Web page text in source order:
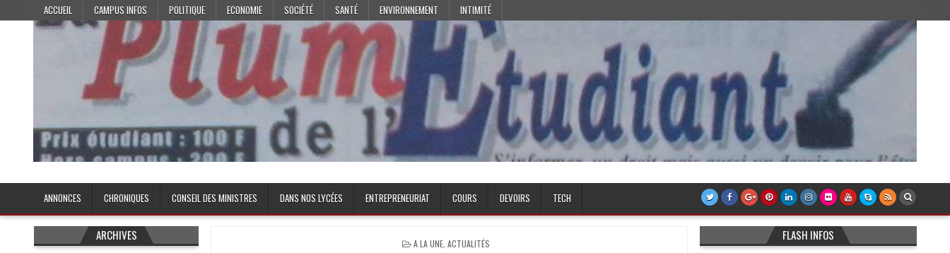
to
ACCUEIL CAMPUS INFOS POLITIQUE ECONOMIE SOCIÉTÉ SANTÉ ENVIRONNEMENT INTIMITÉ
Plume de l'Etudiant
ANNONCES CHRONIQUES CONSEIL DES MINISTRES DANS NOS LYCÉES ENTREPRENEURIAT COURS DEVOIRS TECH
POSTED
A LA UNE, ACTUALITÉS
ARCHIVES FLASH INFOS